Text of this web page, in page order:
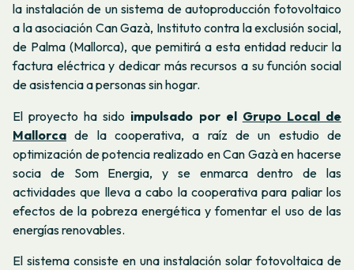
la instalación de un sistema de autoproducción fotovoltaico
a la asociación Can Gazà, Instituto contra la exclusión social,
de Palma (Mallorca), que pemitirá a esta entidad reducir la
factura eléctrica y dedicar más recursos a su función social
de asistencia a personas sin hogar.
El proyecto ha sido impulsado por el Grupo Local de
Mallorca de la cooperativa, a raíz de un estudio de
optimización de potencia realizado en Can Gazà en hacerse
socia de Som Energia, y se enmarca dentro de las
actividades que lleva a cabo la cooperativa para paliar los
efectos de la pobreza energética y fomentar el uso de las
energías renovables.
El sistema consiste en una instalación solar fotovoltaica de